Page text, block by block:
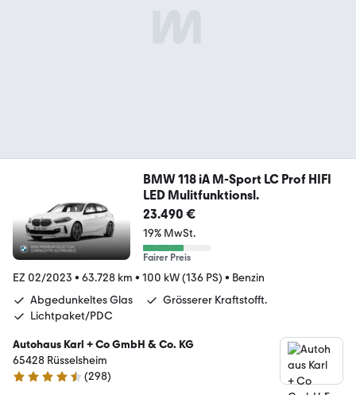
BMW 118 iA M-Sport LC Prof HIFI
LED Mulitfunktionsl.
23.490 €
19% MwSt.
Fairer Preis
EZ 02/2023 • 63.728 km • 100 kW (136 PS) • Benzin
Abgedunkeltes Glas
Grösserer Kraftstofft.
Lichtpaket/PDC
Autohaus Karl + Co GmbH & Co. KG
65428 Rüsselsheim
4.6 Sterne
(298)